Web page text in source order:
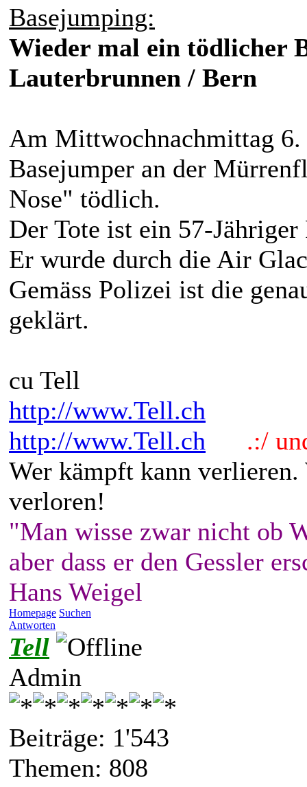
Basejumping:
Wieder mal ein tödlicher
Lauterbrunnen / Bern
Am Mittwochnachmittag
Basejumper an der
Nose" tödlich.
Der Tote ist ein 57-Jähriger
Er wurde durch die Air
Gemäss Polizei ist die
geklärt.
cu Tell
http://www.Tell.ch
http://www.Tell.ch
.:/
Wer kämpft kann
verloren!
"Man wisse zwar nicht ob
aber dass er den Gessler
Hans Weigel
Homepage Suchen
Antworten
Tell
Admin
Beiträge: 1'543
Themen: 808